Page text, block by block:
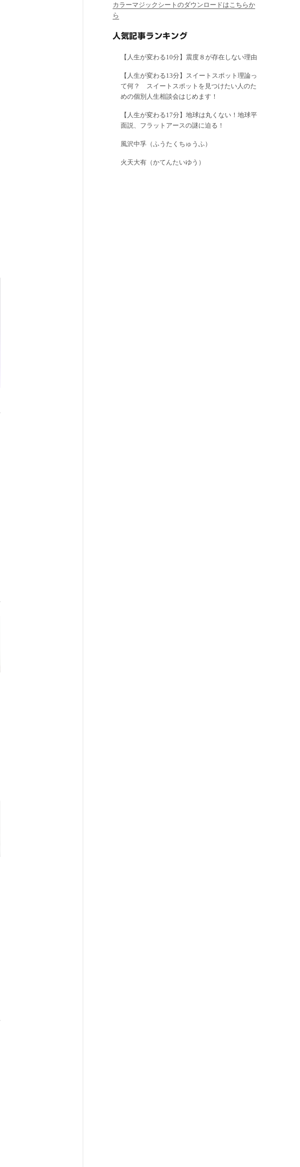
カラーマジックシートのダウンロードはこちらか
ら
人気記事ランキング
【人生が変わる10分】震度８が存在しない理由
【人生が変わる13分】スイートスポット理論っ
て何？ スイートスポットを見つけたい人のた
めの個別人生相談会はじめます！
【人生が変わる17分】地球は丸くない！地球平
面説、フラットアースの謎に迫る！
風沢中孚（ふうたくちゅうふ）
火天大有（かてんたいゆう）